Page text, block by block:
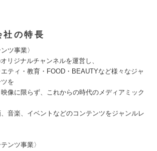
社の特長
ツ事業〉
リジナルチャンネルを運営し、
ティ・教育・FOOD・BEAUTYなど様々なジャ
を
像に限らず、これからの時代のメディアミック
音楽、イベントなどのコンテンツをジャンルレ
ンツ事業〉